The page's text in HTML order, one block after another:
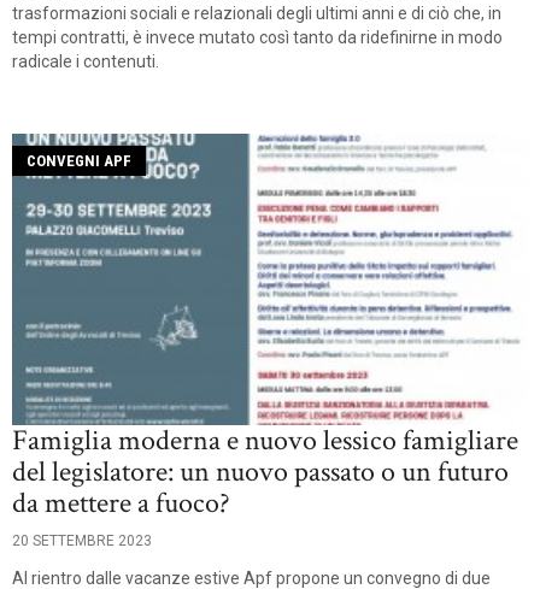
trasformazioni sociali e relazionali degli ultimi anni e di ciò che, in
tempi contratti, è invece mutato così tanto da ridefinirne in modo
radicale i contenuti.
CONVEGNI APF
Famiglia moderna e nuovo lessico famigliare
del legislatore: un nuovo passato o un futuro
da mettere a fuoco?
20 SETTEMBRE 2023
Al rientro dalle vacanze estive Apf propone un convegno di due